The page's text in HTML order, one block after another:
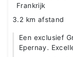
Frankrijk
3.2 km afstand
Een exclusief
Epernay.